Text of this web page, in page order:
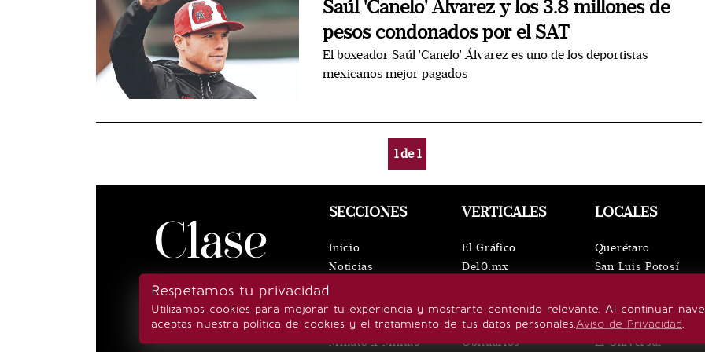
Saúl 'Canelo' Álvarez y los 3.8 millones de
pesos condonados por el SAT
El boxeador Saúl 'Canelo' Álvarez es uno de los deportistas
mexicanos mejor pagados
1de1
Respetamos tu privacidad
Utilizamos cookies para mejorar tu experiencia y mostrarte contenido relevante. Al continuar
aceptas nuestra política de cookies y el tratamiento de tus datos personales.Aviso de Privacidad.
SECCIONES
Inicio
Noticias
Realeza
Estilo de vida
Minuto x Minuto
VERTICALES
El Gráfico
De10.mx
Confabulario
Aviso Oportuno
Obituarios
LOCALES
Querétaro
San Luis Potosí
Puebla
Hidalgo
El Universal